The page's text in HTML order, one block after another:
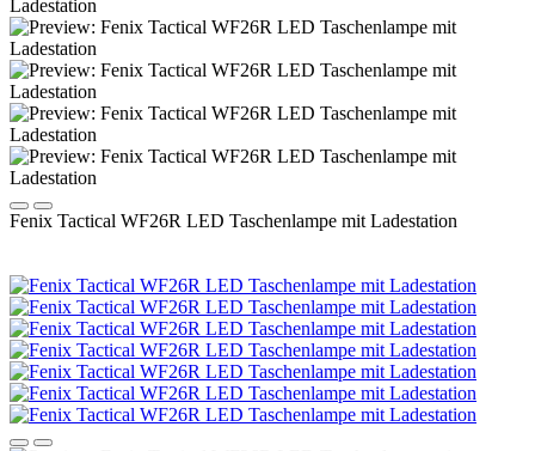
Fenix Tactical WF26R LED Taschenlampe mit Ladestation